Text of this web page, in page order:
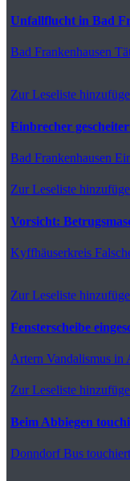
Unfallflucht in Bad
Bad Frankenhausen
Zur Leseliste
Einbrecher
Bad Frankenhausen
Zur Leseliste
Vorsicht:
Kyffhäuserkreis
Zur Leseliste
Fensterscheibe
Artern Vandalismus in
Zur Leseliste
Beim Abbiegen
DonndorfBus